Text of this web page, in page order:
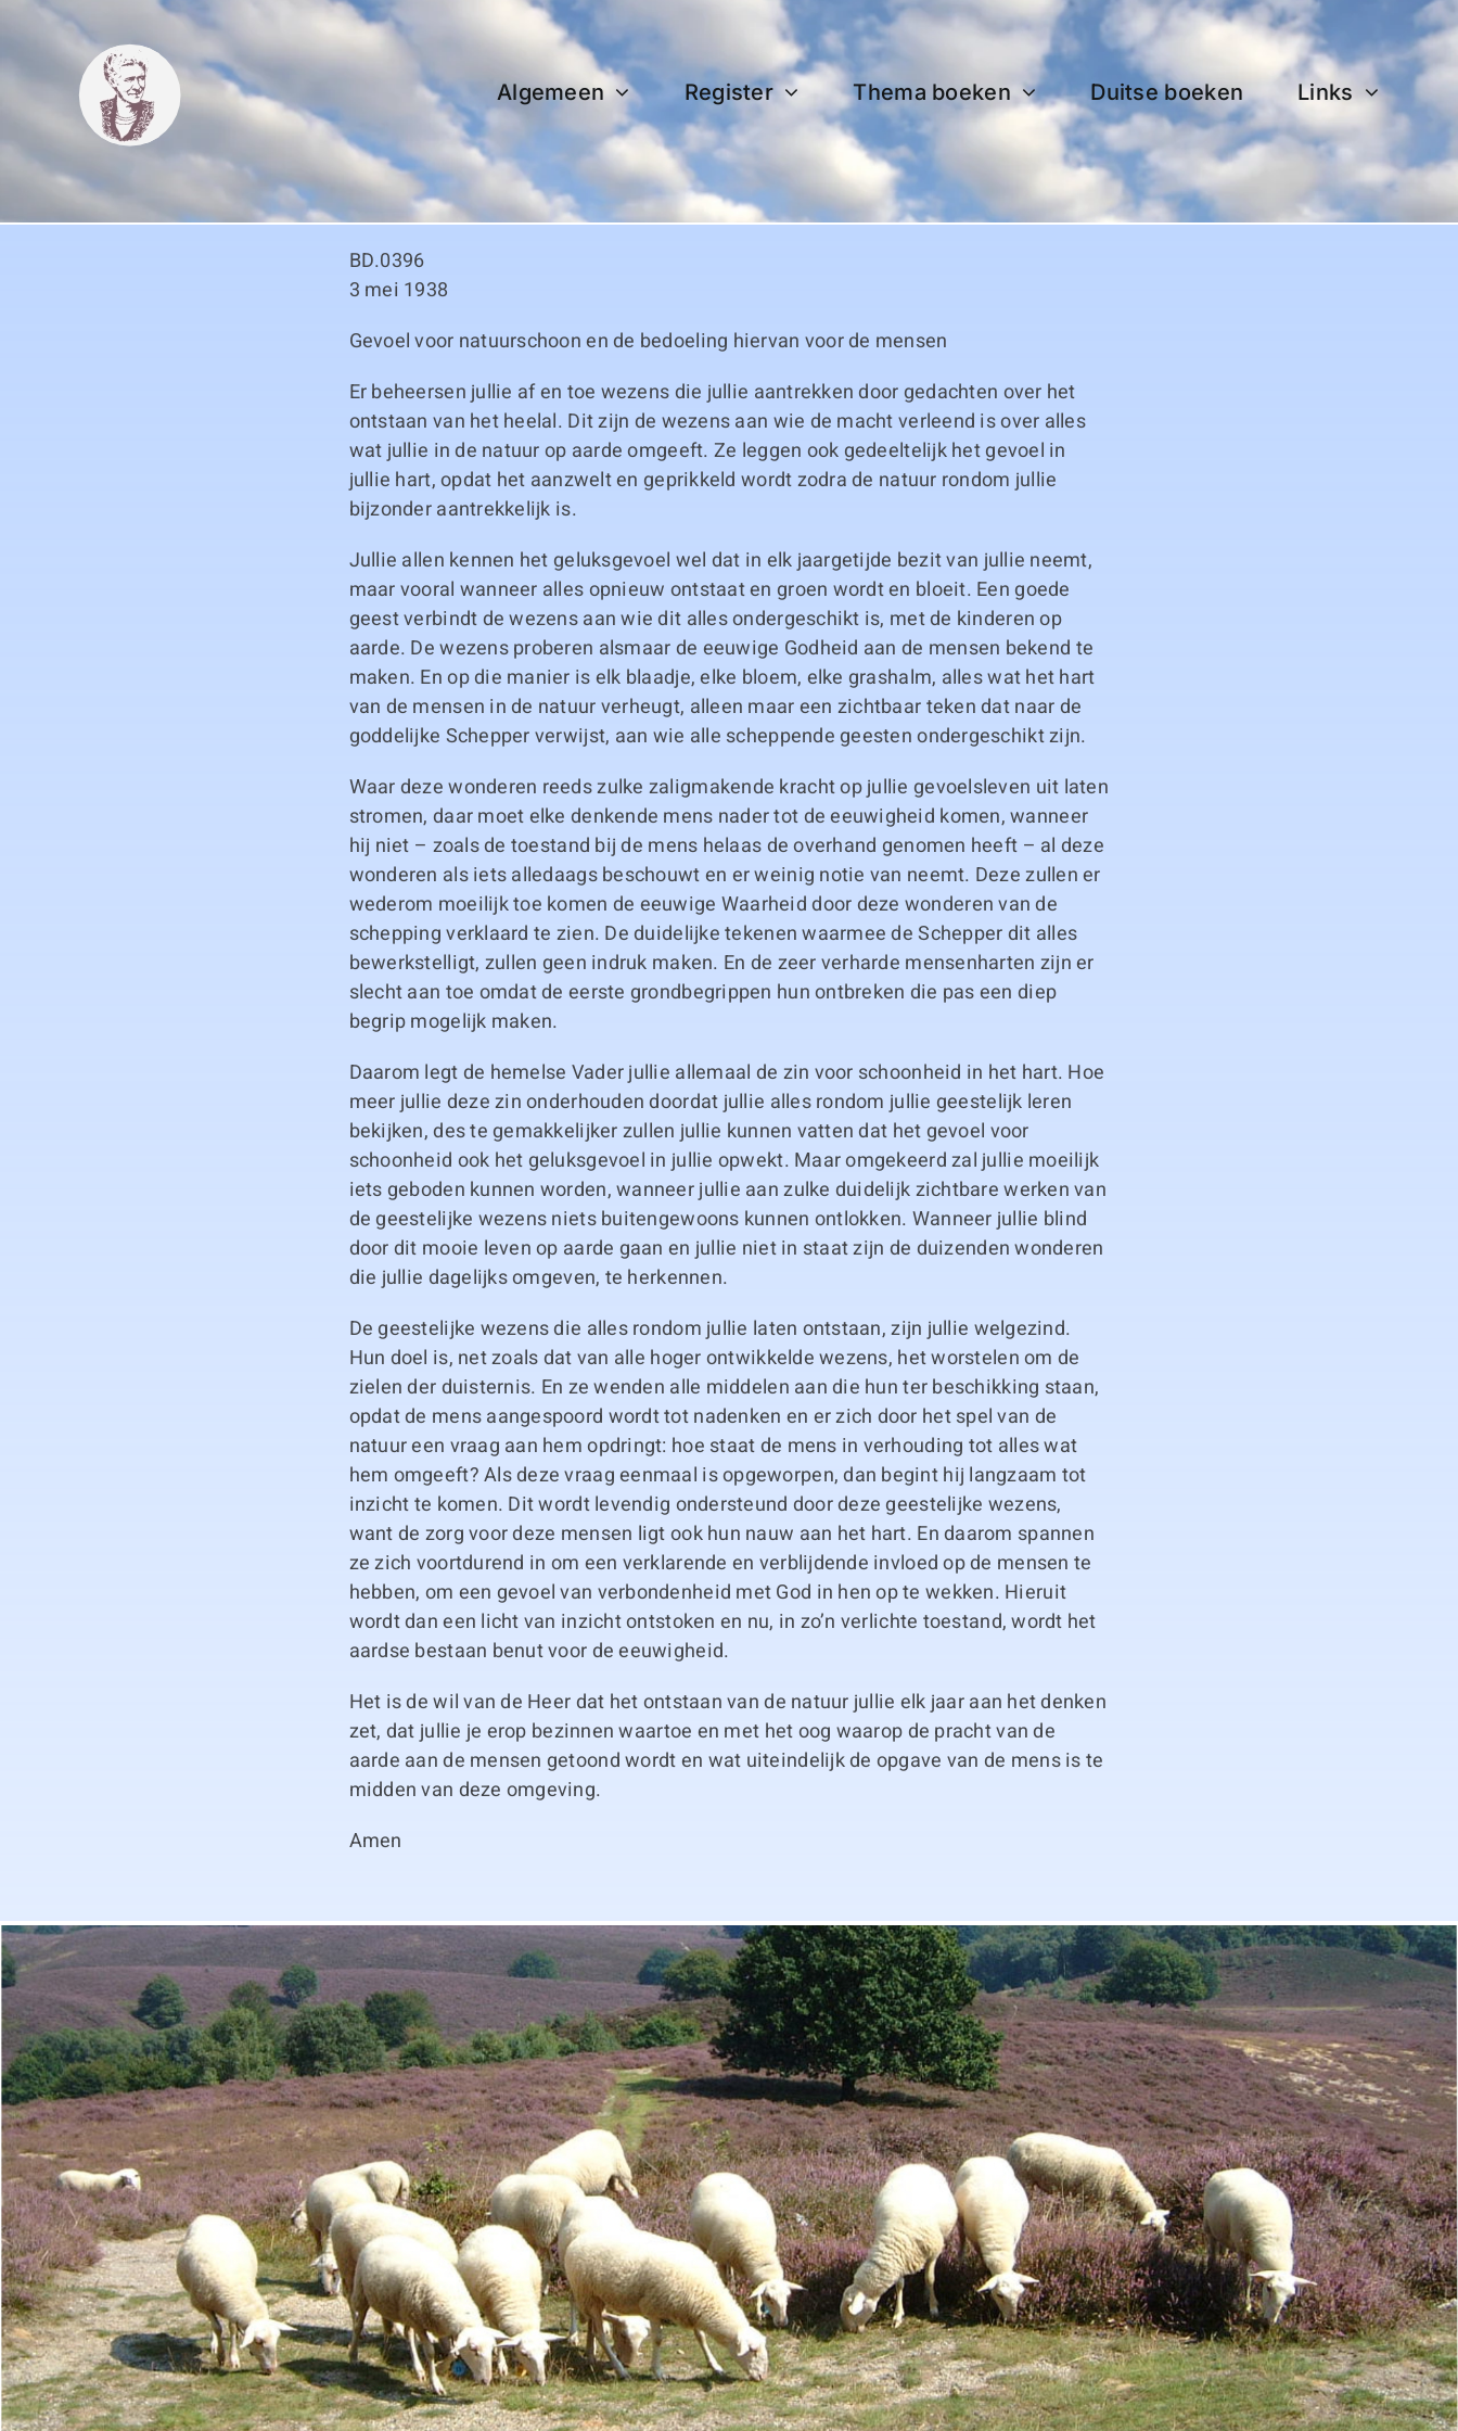
content
Algemeen Register Thema boeken Duitse boeken Links
BD.0396
3 mei 1938
Gevoel voor natuurschoon en de bedoeling hiervan voor de mensen
Er beheersen jullie af en toe wezens die jullie aantrekken door gedachten over het
ontstaan van het heelal. Dit zijn de wezens aan wie de macht verleend is over alles
wat jullie in de natuur op aarde omgeeft. Ze leggen ook gedeeltelijk het gevoel in
jullie hart, opdat het aanzwelt en geprikkeld wordt zodra de natuur rondom jullie
bijzonder aantrekkelijk is.
Jullie allen kennen het geluksgevoel wel dat in elk jaargetijde bezit van jullie neemt,
maar vooral wanneer alles opnieuw ontstaat en groen wordt en bloeit. Een goede
geest verbindt de wezens aan wie dit alles ondergeschikt is, met de kinderen op
aarde. De wezens proberen alsmaar de eeuwige Godheid aan de mensen bekend te
maken. En op die manier is elk blaadje, elke bloem, elke grashalm, alles wat het hart
van de mensen in de natuur verheugt, alleen maar een zichtbaar teken dat naar de
goddelijke Schepper verwijst, aan wie alle scheppende geesten ondergeschikt zijn.
Waar deze wonderen reeds zulke zaligmakende kracht op jullie gevoelsleven uit laten
stromen, daar moet elke denkende mens nader tot de eeuwigheid komen, wanneer
hij niet – zoals de toestand bij de mens helaas de overhand genomen heeft – al deze
wonderen als iets alledaags beschouwt en er weinig notie van neemt. Deze zullen er
wederom moeilijk toe komen de eeuwige Waarheid door deze wonderen van de
schepping verklaard te zien. De duidelijke tekenen waarmee de Schepper dit alles
bewerkstelligt, zullen geen indruk maken. En de zeer verharde mensenharten zijn er
slecht aan toe omdat de eerste grondbegrippen hun ontbreken die pas een diep
begrip mogelijk maken.
Daarom legt de hemelse Vader jullie allemaal de zin voor schoonheid in het hart. Hoe
meer jullie deze zin onderhouden doordat jullie alles rondom jullie geestelijk leren
bekijken, des te gemakkelijker zullen jullie kunnen vatten dat het gevoel voor
schoonheid ook het geluksgevoel in jullie opwekt. Maar omgekeerd zal jullie moeilijk
iets geboden kunnen worden, wanneer jullie aan zulke duidelijk zichtbare werken van
de geestelijke wezens niets buitengewoons kunnen ontlokken. Wanneer jullie blind
door dit mooie leven op aarde gaan en jullie niet in staat zijn de duizenden wonderen
die jullie dagelijks omgeven, te herkennen.
De geestelijke wezens die alles rondom jullie laten ontstaan, zijn jullie welgezind.
Hun doel is, net zoals dat van alle hoger ontwikkelde wezens, het worstelen om de
zielen der duisternis. En ze wenden alle middelen aan die hun ter beschikking staan,
opdat de mens aangespoord wordt tot nadenken en er zich door het spel van de
natuur een vraag aan hem opdringt: hoe staat de mens in verhouding tot alles wat
hem omgeeft? Als deze vraag eenmaal is opgeworpen, dan begint hij langzaam tot
inzicht te komen. Dit wordt levendig ondersteund door deze geestelijke wezens,
want de zorg voor deze mensen ligt ook hun nauw aan het hart. En daarom spannen
ze zich voortdurend in om een verklarende en verblijdende invloed op de mensen te
hebben, om een gevoel van verbondenheid met God in hen op te wekken. Hieruit
wordt dan een licht van inzicht ontstoken en nu, in zo’n verlichte toestand, wordt het
aardse bestaan benut voor de eeuwigheid.
Het is de wil van de Heer dat het ontstaan van de natuur jullie elk jaar aan het denken
zet, dat jullie je erop bezinnen waartoe en met het oog waarop de pracht van de
aarde aan de mensen getoond wordt en wat uiteindelijk de opgave van de mens is te
midden van deze omgeving.
Amen